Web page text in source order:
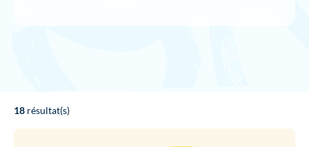
18 résultat(s)